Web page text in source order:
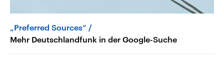
„Preferred Sources“
Mehr Deutschlandfunk in der Google-Suche